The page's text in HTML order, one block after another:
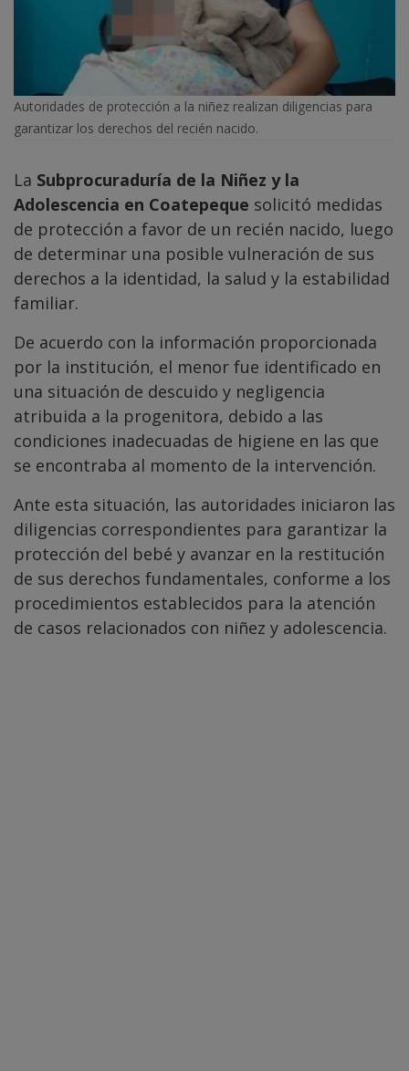
Autoridades de protección a la niñez realizan diligencias para
garantizar los derechos del recién nacido.
La Subprocuraduría de la Niñez y la
Adolescencia en Coatepeque solicitó medidas
de protección a favor de un recién nacido, luego
de determinar una posible vulneración de sus
derechos a la identidad, la salud y la estabilidad
familiar.
De acuerdo con la información proporcionada
por la institución, el menor fue identificado en
una situación de descuido y negligencia
atribuida a la progenitora, debido a las
condiciones inadecuadas de higiene en las que
se encontraba al momento de la intervención.
Ante esta situación, las autoridades iniciaron las
diligencias correspondientes para garantizar la
protección del bebé y avanzar en la restitución
de sus derechos fundamentales, conforme a los
procedimientos establecidos para la atención
de casos relacionados con niñez y adolescencia.